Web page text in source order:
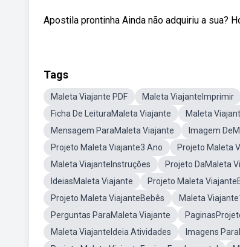
Apostila prontinha Ainda não adquiriu a sua?
Tags
Maleta Viajante PDF Maleta ViajanteImprimir
Ficha De LeituraMaleta Viajante
Maleta
Mensagem ParaMaleta Viajante
Imagem
Projeto Maleta Viajante3 Ano
Projeto Maleta
Maleta ViajanteInstruções
Projeto DaMaleta
IdeiasMaleta Viajante
Projeto Maleta
Projeto Maleta ViajanteBebês
Maleta
Perguntas ParaMaleta Viajante
Maleta ViajanteIdeia Atividades
Imagens